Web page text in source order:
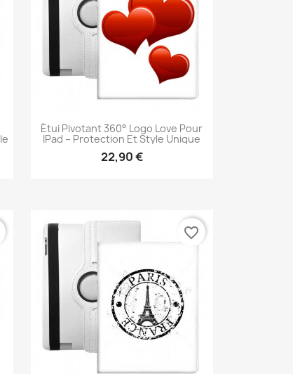
Étui Pivotant 360° Logo Love Pour
IPad – Protection Et Style Unique
22,90 €
favorite_border